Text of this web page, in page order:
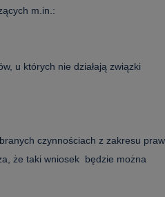
m.in.:
u których nie działają związki
czynnościach z zakresu
że taki wniosek będzie można